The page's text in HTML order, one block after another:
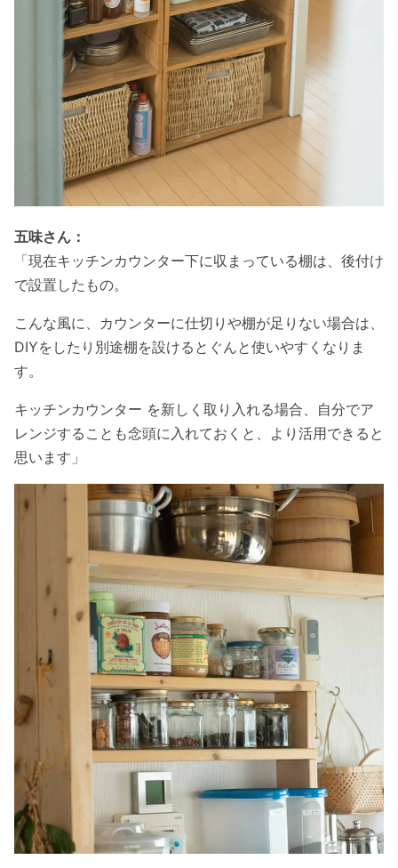
五味さん：
「現在キッチンカウンター下に収まっている棚は、後付け
で設置したもの。
こんな風に、カウンターに仕切りや棚が足りない場合は、
DIYをしたり別途棚を設けるとぐんと使いやすくなりま
す。
キッチンカウンター を新しく取り入れる場合、自分でア
レンジすることも念頭に入れておくと、より活用できると
思います」